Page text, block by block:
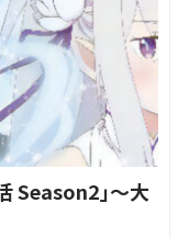
Season2」～大